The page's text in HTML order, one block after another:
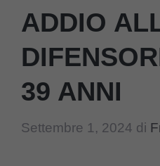
ADDIO
39 ANNI
Settembre 1, 2024 di